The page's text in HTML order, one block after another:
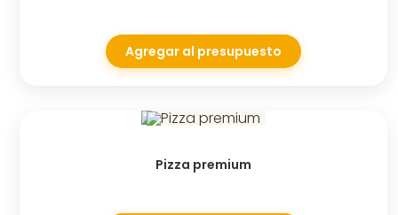
Agregar al presupuesto
Pizza premium